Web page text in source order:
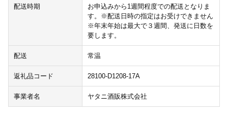
配送時期
お申込みから1週間程度での配送となりま
す。※配送日時の指定はお受けできません
※年末年始は最大で３週間、発送に日数を
要します。
配送 常温
返礼品コード 28100-D1208-17A
事業者名 ヤタニ酒販株式会社